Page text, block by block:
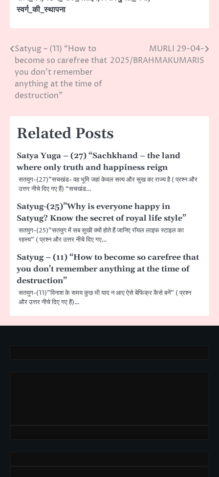
स्वर्ग_की_स्थापना
Post
navigation
Satyug – (11) “How to
become so carefree that
you don’t remember
anything at the time of
destruction”
MURLI 29-04-
2025/BRAHMAKUMARIS
Related Posts
Satya Yuga – (27) “Sachkhand – the land
where only truth and happiness reign
सतयुग-(27)”सचखंड- वह भूमि जहां केवल सत्य और सुख का राज्य है ( प्रश्न और
उत्तर नीचे दिए गए हैं) “सचखंड…
Satyug-(25)”Why is everyone happy in
Satyug? Know the secret of royal life style”
सतयुग-(25)”सतयुग में सब सुखी क्यों होते हैं जानिए रॉयल लाइफ स्टाइल का
रहस्य” ( प्रश्न और उत्तर नीचे दिए गए…
Satyug – (11) “How to become so carefree that
you don’t remember anything at the time of
destruction”
सतयुग-(11)”विनाश के समय कुछ भी याद न आए ऐसे बेफिक्र कैसे बनें” ( प्रश्न
और उत्तर नीचे दिए गए हैं)…